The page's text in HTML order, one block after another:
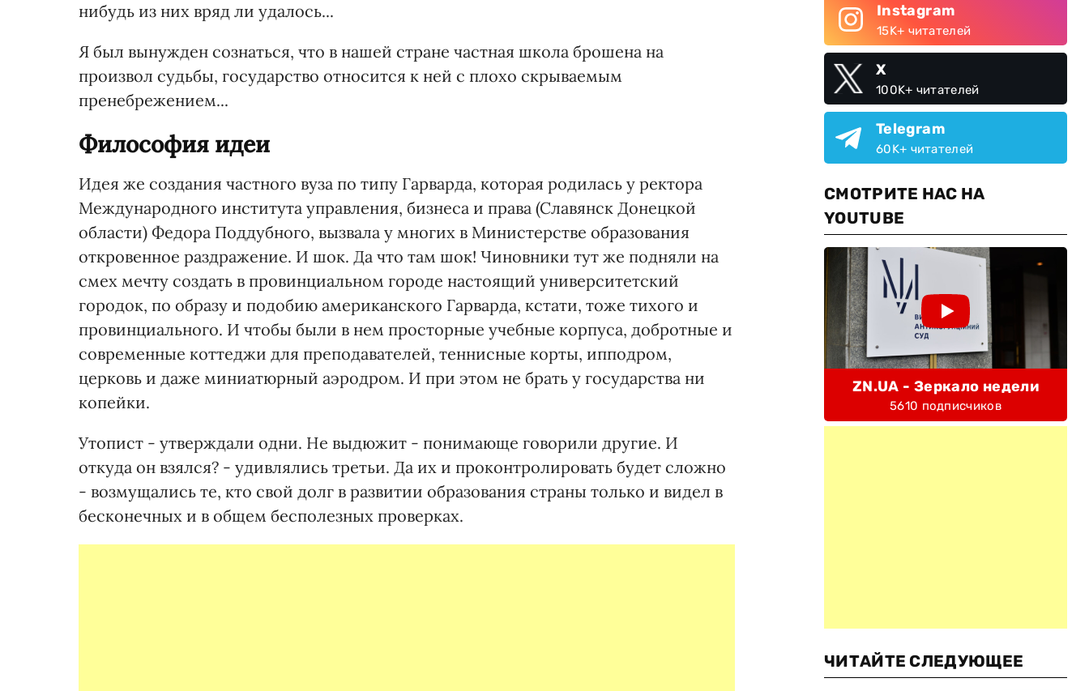
нибудь из них вряд ли удалось...
Я был вынужден сознаться, что в нашей стране частная школа брошена на
произвол судьбы, государство относится к ней с плохо скрываемым
пренебрежением...
Философия идеи
Идея же создания частного вуза по типу Гарварда, которая родилась у ректора
Международного института управления, бизнеса и права (Славянск Донецкой
области) Федора Поддубного, вызвала у многих в Министерстве образования
откровенное раздражение. И шок. Да что там шок! Чиновники тут же подняли на
смех мечту создать в провинциальном городе настоящий университетский
городок, по образу и подобию американского Гарварда, кстати, тоже тихого и
провинциального. И чтобы были в нем просторные учебные корпуса, добротные и
современные коттеджи для преподавателей, теннисные корты, ипподром,
церковь и даже миниатюрный аэродром. И при этом не брать у государства ни
копейки.
Утопист - утверждали одни. Не выдюжит - понимающе говорили другие. И
откуда он взялся? - удивлялись третьи. Да их и проконтролировать будет сложно
- возмущались те, кто свой долг в развитии образования страны только и видел в
бесконечных и в общем бесполезных проверках.
Instagram
15K+ читателей
X
100K+ читателей
Telegram
60K+ читателей
СМОТРИТЕ НАС НА
YOUTUBE
ZN.UA - Зеркало недели
5610 подписчиков
ЧИТАЙТЕ СЛЕДУЮЩЕЕ